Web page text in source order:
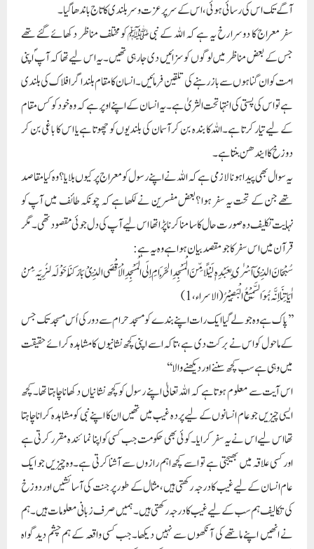
آگے تک اس کی رسائی ہوئی،اس کے سر پر عزت و سربلندی کا تاج باندھا گیا۔
سفر معراج کا دوسرا رخ یہ ہے کہ اللہ کے نبی ﷺ کو مختلف مناظر دکھائے گئے تھے
جس کے بعض مناظر میں لوگوں کو سزائیں دی جارہی تھیں۔یہ اس لیے تھا کہ آپ ؐ اپنی
امت کو ان گناہوں سے باز رہنے کی تلقین فرمائیں۔انسان کا مقام بلند اگر افلاک کی بلندی
ہے تو اس کی پستی کی انتہا تحت الثریٰ ہے۔یہ انسان کے اپنے اوپر ہے کہ وہ خود کو کس مقام
کے لیے تیار کرتا ہے۔اللہ کا بندہ بن کر آسمان کی بلندیوں کو چھوتا ہے یا اس کا باغی بن کر
دوز خ کا ایندھن بنتا ہے۔
یہ سوال بھی پیدا ہونا لازمی ہے کہ اللہ نے اپنے رسول کو معراج پر کیوں بلایا ؟وہ کیا مقاصد
تھے جن کے تحت یہ سفر ہوا ؟بعض مفسرین نے لکھا ہے کہ چونکہ طائف میں آپ کو
نہایت تکلیف دہ صورت حال کا سامنا کرنا پڑا تھا اس لیے آپ کی دل جوئی مقصود تھی ۔مگر
قرآن میں اس سفر کا جو مقصد بیان ہوا ہے وہ یہ ہے :
سُبْحَانَ الَّذِیٓ اَسْرٰی بِعَبْدِہٖ لَیْلًا مِّنَ الْمَسْجِدِ الْحَرَامِ اِلَی الْمَسْجِدِ الْاَقْصَی الَّذِیْ بَارَکْنَا حَوْلَہ لِنُرِیَہ مِنْ
اٰیَاتِنَا اِنَّہ ہُوَ السَّمِیْعُ الْبَصِیْرُ (الاسراء ،1)
’’پاک ہے وہ جو لے گیا ایک رات اپنے بندے کو مسجد حرام سے دور کی اُس مسجد تک جس
کے ماحول کو اس نے برکت دی ہے، تاکہ اسے اپنی کچھ نشانیوں کا مشاہدہ کرائے حقیقت
میں وہی ہے سب کچھ سننے اور دیکھنے والا‘‘
اس آیت سے معلوم ہوتا ہے کہ اللہ تعالیٰ اپنے رسول کو کچھ نشانیاں دکھانا چاہتا تھا۔کچھ
ایسی چیزیں جو عام انسانوں کے لیے پردہ غیب میں تھیں ان کا اپنے نبی کو مشاہدہ کرانا چاہتا
تھا اس لیے اس نے یہ سفر کرایا۔کوئی بھی حکومت جب کسی کو اپنا نمائندہ مقرر کرتی ہے
اور کسی علاقہ میں بھیجتی ہے تو اسے کچھ اہم رازوں سے آشنا کرتی ہے۔وہ چیزیں جو ایک
عام انسان کے لیے غیب کا درجہ رکھتی ہیں،مثال کے طور پر جنت کی آسائشیں اور دوزخ
کی تکالیف ہم سب کے لیے غیب کا درجہ رکھتی ہیں۔ہمیں صرف زبانی معلومات ہیں۔ہم
نے انھیں اپنے ماتھے کی آنکھوں سے نہیں دیکھا۔جب کسی واقعہ کے ہم چشم دید گواہ